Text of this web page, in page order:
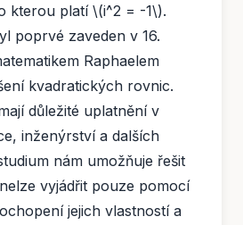
kterou platí \(i^2 = -1\).
poprvé zaveden v 16.
Raphaelem
kvadratických rovnic.
důležité uplatnění v
inženýrství a dalších
nám umožňuje řešit
vyjádřit pouze pomocí
jejich vlastností a